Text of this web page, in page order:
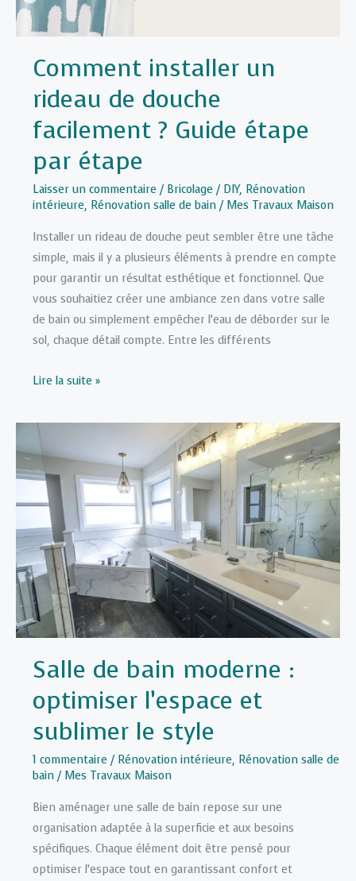
Comment installer un
rideau de douche
facilement ? Guide étape
par étape
Laisser un commentaire / Bricolage / DIY, Rénovation
intérieure, Rénovation salle de bain / Mes Travaux Maison
Installer un rideau de douche peut sembler être une tâche
simple, mais il y a plusieurs éléments à prendre en compte
pour garantir un résultat esthétique et fonctionnel. Que
vous souhaitiez créer une ambiance zen dans votre salle
de bain ou simplement empêcher l’eau de déborder sur le
sol, chaque détail compte. Entre les différents
Comment
un
de
douche
facilement
?
Guide
étape
par
étape
Lire la suite »
Salle de bain moderne :
optimiser l’espace et
sublimer le style
1 commentaire / Rénovation intérieure, Rénovation salle de
bain / Mes Travaux Maison
Bien aménager une salle de bain repose sur une
organisation adaptée à la superficie et aux besoins
spécifiques. Chaque élément doit être pensé pour
optimiser l’espace tout en garantissant confort et